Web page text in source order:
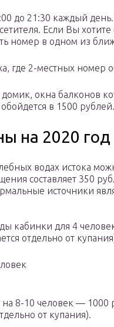
до 21:30 каждый
Если Вы
номер в одном из
где 2-местных номер
окна балконов
в 1500 рублей.
на 2020 год
водах истока
составляет 350
источники
кабинки для 4
отдельно от
на 8-10 человек — 1000
от купания).